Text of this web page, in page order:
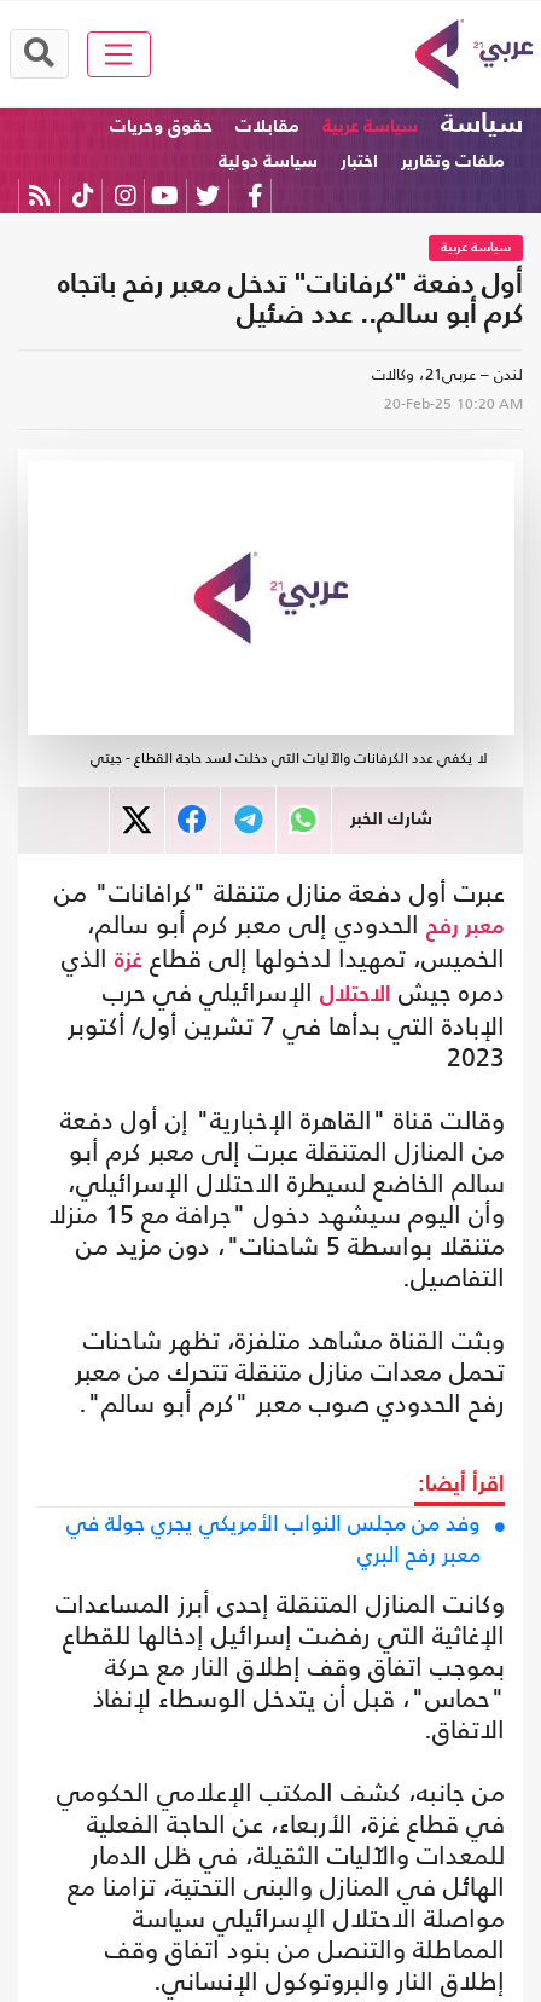
سياسة سياسة عربية مقابلات
حقوق وحريات
ملفات وتقارير
اختبار سياسة دولية
سياسة عربية
أول دفعة "كرفانات" تدخل معبر رفح باتجاه
كرم أبو سالم.. عدد ضئيل
لندن – عربي21، وكالات
20-Feb-25 10:20 AM
لا يكفي عدد الكرفانات والآليات التي دخلت لسد حاجة القطاع - جيتي
شارك الخبر
عبرت أول دفعة منازل متنقلة "كرافانات" من
معبر رفح الحدودي إلى معبر كرم أبو سالم،
الخميس، تمهيدا لدخولها إلى قطاع غزة الذي
دمره جيش
الاحتلال الإسرائيلي في حرب
الإبادة التي بدأها في 7 تشرين أول/ أكتوبر
2023
وقالت قناة "القاهرة الإخبارية" إن أول دفعة
من المنازل المتنقلة عبرت إلى معبر كرم أبو
سالم الخاضع لسيطرة الاحتلال الإسرائيلي،
وأن اليوم سيشهد دخول "جرافة مع 15 منزلا
متنقلا بواسطة 5 شاحنات"، دون مزيد من
التفاصيل.
وبثت القناة مشاهد متلفزة، تظهر شاحنات
تحمل معدات منازل متنقلة تتحرك من معبر
رفح الحدودي صوب معبر "كرم أبو سالم".
اقرأ أيضا:
وفد من مجلس النواب الأمريكي يجري جولة في
معبر رفح البري
وكانت المنازل المتنقلة إحدى أبرز المساعدات
الإغاثية التي رفضت إسرائيل إدخالها للقطاع
بموجب اتفاق وقف إطلاق النار مع حركة
"حماس"، قبل أن يتدخل الوسطاء لإنفاذ
الاتفاق.
من جانبه، كشف المكتب الإعلامي الحكومي
في قطاع غزة، الأربعاء، عن الحاجة الفعلية
للمعدات والآليات الثقيلة، في ظل الدمار
الهائل في المنازل والبنى التحتية، تزامنا مع
مواصلة الاحتلال الإسرائيلي سياسة
المماطلة والتنصل من بنود اتفاق وقف
إطلاق النار والبروتوكول الإنساني.